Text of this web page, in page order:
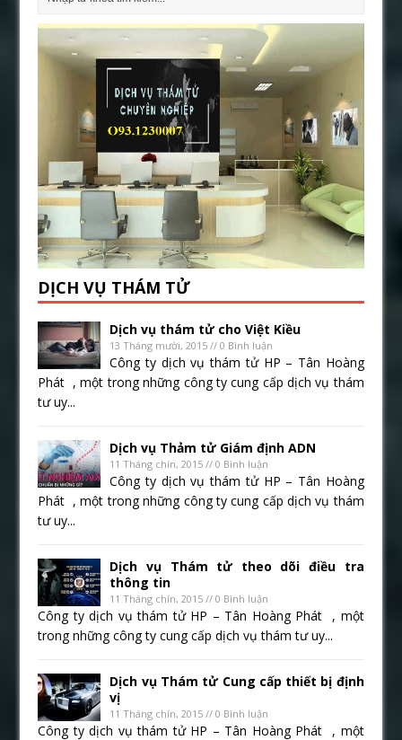
DỊCH VỤ THÁM TỬ
Dịch vụ thám tử cho Việt Kiều
13 Tháng mười, 2015 // 0 Bình luận
Công ty dịch vụ thám tử HP – Tân Hoàng
Phát , một trong những công ty cung cấp dịch vụ thám
tư uy...
Dịch vụ Thảm tử Giám định ADN
11 Tháng chín, 2015 // 0 Bình luận
Công ty dịch vụ thám tử HP – Tân Hoàng
Phát , một trong những công ty cung cấp dịch vụ thám
tư uy...
Dịch vụ Thám tử theo dõi điều tra
thông tin
11 Tháng chín, 2015 // 0 Bình luận
Công ty dịch vụ thám tử HP – Tân Hoàng Phát , một
trong những công ty cung cấp dịch vụ thám tư uy...
Dịch vụ Thám tử Cung cấp thiết bị định
vị
11 Tháng chín, 2015 // 0 Bình luận
Công ty dịch vụ thám tử HP – Tân Hoàng Phát , một